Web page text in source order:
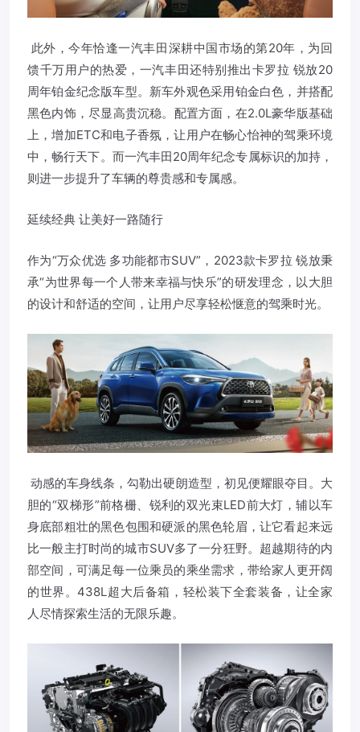
此外，今年恰逢一汽丰田深耕中国市场的第20年，为回
馈千万用户的热爱，一汽丰田还特别推出卡罗拉 锐放20
周年铂金纪念版车型。新车外观色采用铂金白色，并搭配
黑色内饰，尽显高贵沉稳。配置方面，在2.0L豪华版基础
上，增加ETC和电子香氛，让用户在畅心怡神的驾乘环境
中，畅行天下。而一汽丰田20周年纪念专属标识的加持，
则进一步提升了车辆的尊贵感和专属感。
延续经典 让美好一路随行
作为“万众优选 多功能都市SUV”，2023款卡罗拉 锐放秉
承“为世界每一个人带来幸福与快乐”的研发理念，以大胆
的设计和舒适的空间，让用户尽享轻松惬意的驾乘时光。
动感的车身线条，勾勒出硬朗造型，初见便耀眼夺目。大
胆的“双梯形”前格栅、锐利的双光束LED前大灯，辅以车
身底部粗壮的黑色包围和硬派的黑色轮眉，让它看起来远
比一般主打时尚的城市SUV多了一分狂野。超越期待的内
部空间，可满足每一位乘员的乘坐需求，带给家人更开阔
的世界。438L超大后备箱，轻松装下全套装备，让全家
人尽情探索生活的无限乐趣。